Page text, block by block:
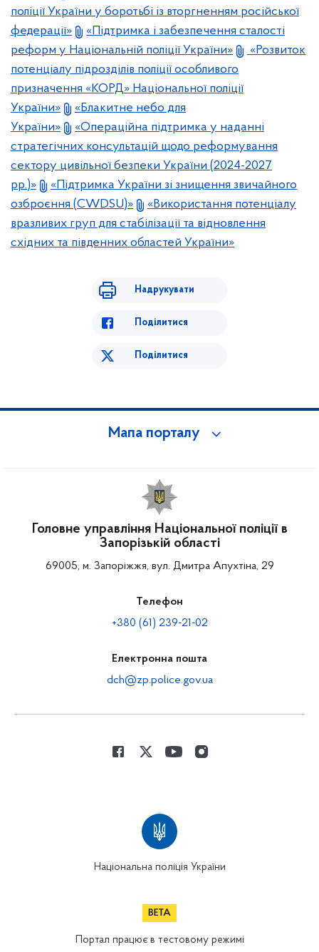
поліції України у боротьбі із вторгненням російської
федерації»
«Підтримка і забезпечення сталості
реформ у Національній поліції України»
«Розвиток
потенціалу підрозділів поліції особливого
призначення «КОРД» Національної поліції
України»
«Блакитне небо для
України»
«Операційна підтримка у наданні
стратегічних консультацій щодо реформування
сектору цивільної безпеки України (2024-2027
рр.)»
«Підтримка України зі знищення звичайного
озброєння (CWDSU)»
«Використання потенціалу
вразливих груп для стабілізації та відновлення
східних та південних областей України»
Надрукувати
Поділитися
Поділитися
Мапа порталу
Головне управління Національної поліції в
Запорізькій області
69005, м. Запоріжжя, вул. Дмитра Апухтіна, 29
Телефон
+380 (61) 239-21-02
Електронна пошта
dch@zp.police.gov.ua
Національна поліція України
Портал працює в тестовому режимі